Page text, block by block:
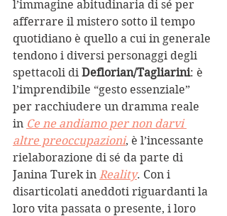
l’immagine abitudinaria di sé per
afferrare il mistero sotto il tempo
quotidiano è quello a cui in generale
tendono i diversi personaggi degli
spettacoli di Deflorian/Tagliarini: è
l’imprendibile “gesto essenziale”
per racchiudere un dramma reale
in Ce ne andiamo per non darvi
altre preoccupazioni, è l’incessante
rielaborazione di sé da parte di
Janina Turek in Reality. Con i
disarticolati aneddoti riguardanti la
loro vita passata o presente, i loro